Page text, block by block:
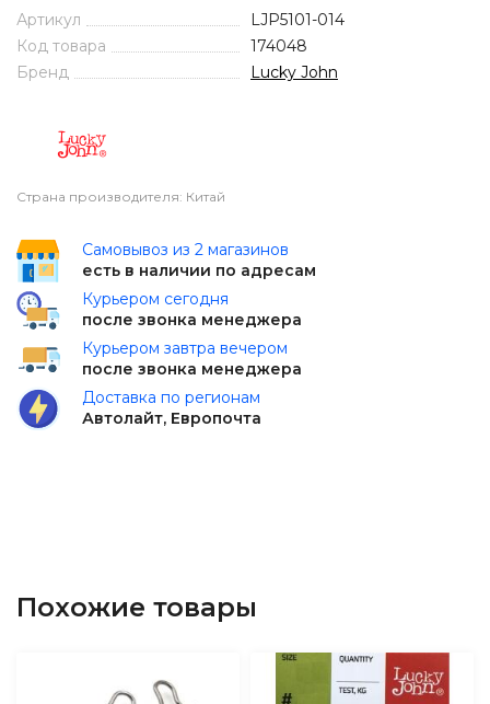
Артикул
LJP5101-014
Код товара
174048
Бренд
Lucky John
Страна производителя: Китай
Самовывоз из 2 магазинов
есть в наличии по адресам
Курьером сегодня
после звонка менеджера
Курьером завтра вечером
после звонка менеджера
Доставка по регионам
Автолайт, Европочта
Похожие товары